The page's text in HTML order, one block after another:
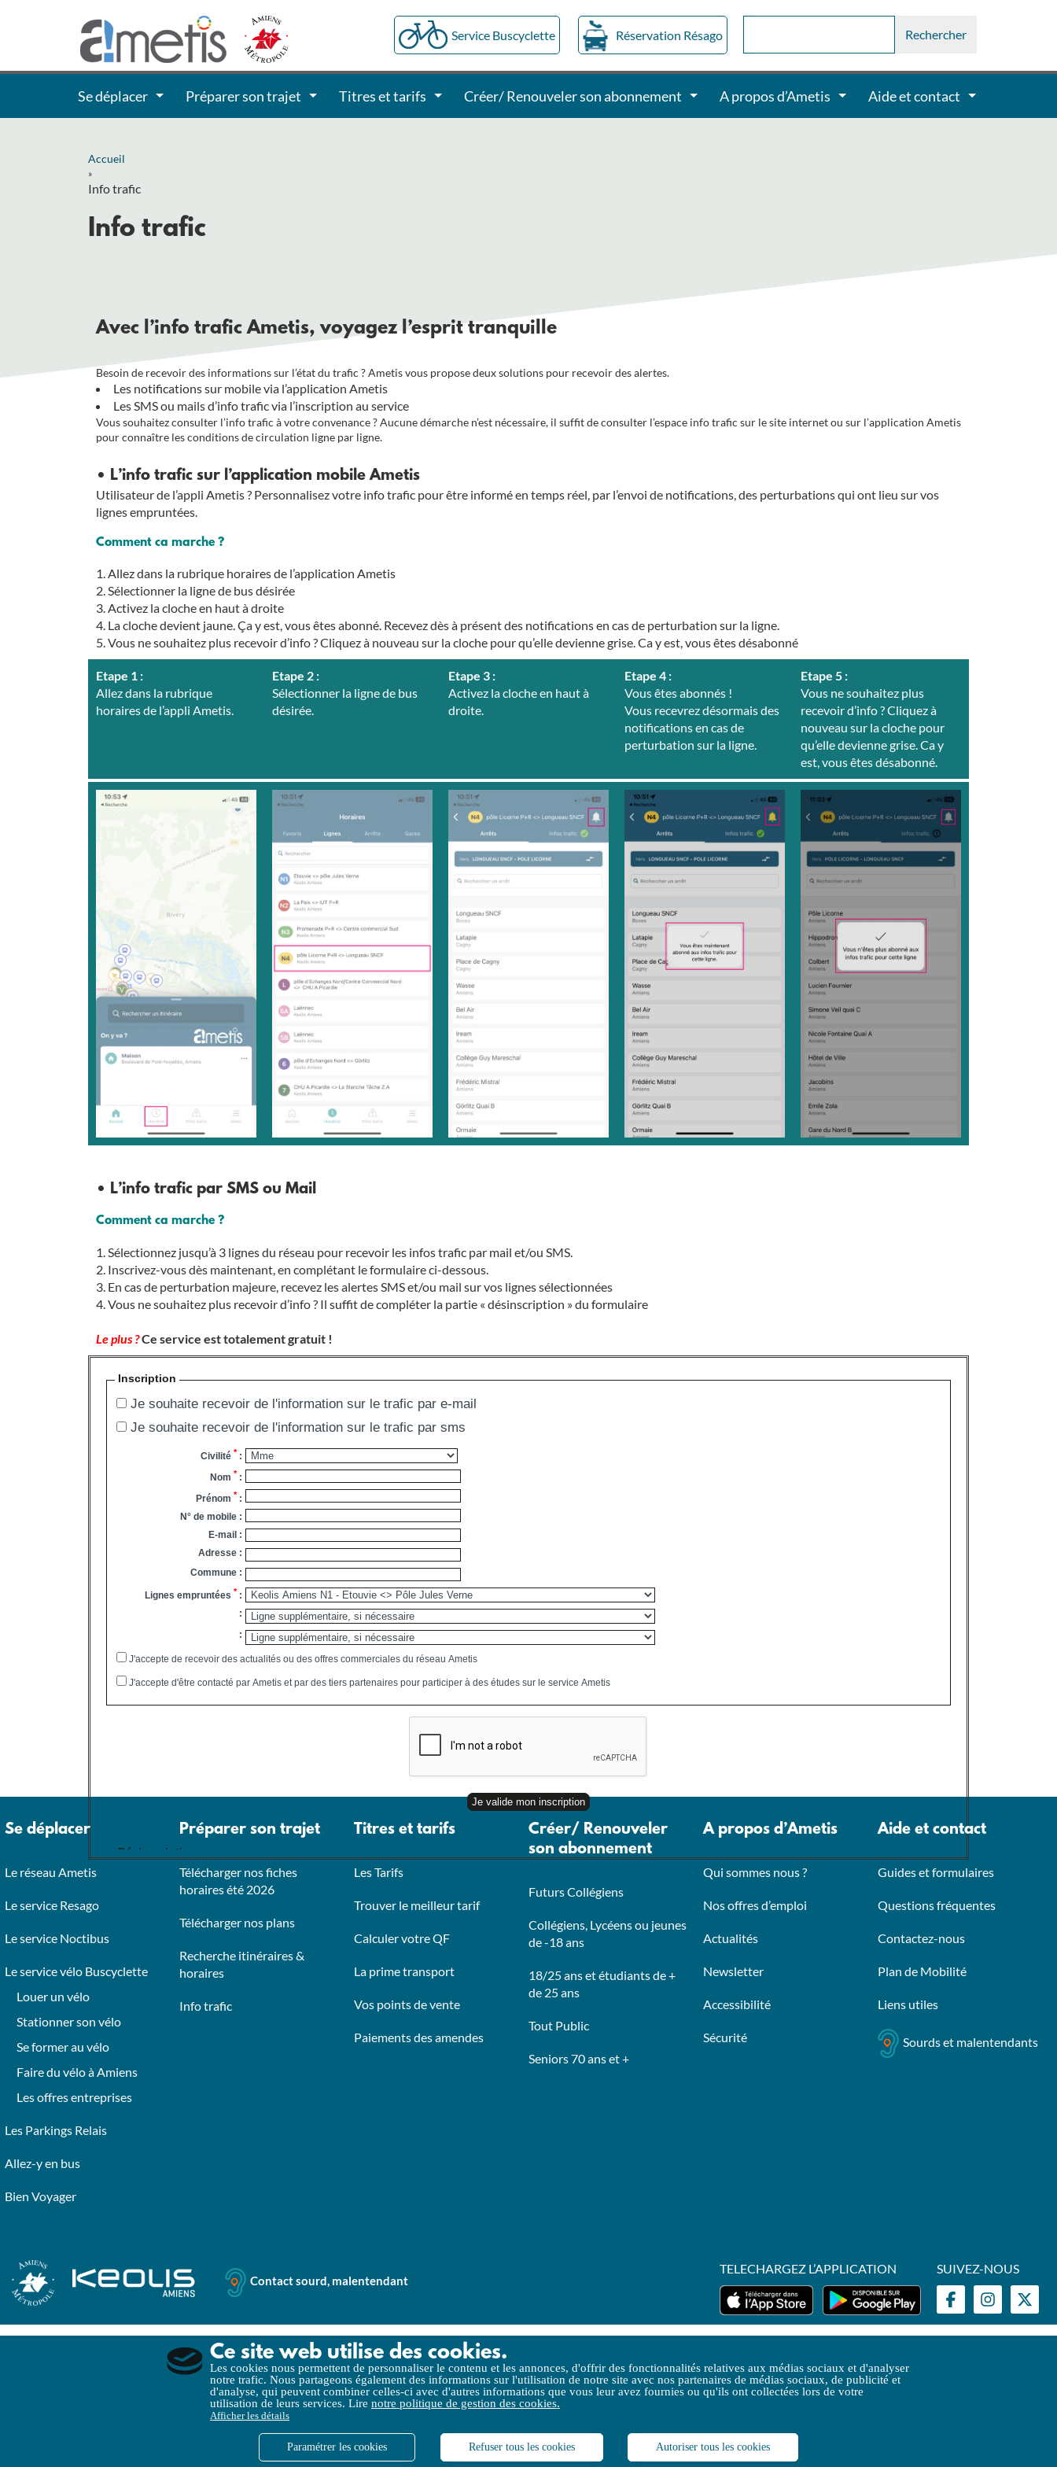
Ce site web utilise des cookies.
Les cookies nous permettent de personnaliser le contenu et les annonces, d'offrir des fonctionnalités relatives aux médias sociaux et d'analyser
notre trafic. Nous partageons également des informations sur l'utilisation de notre site avec nos partenaires de médias sociaux, de publicité et
d'analyse, qui peuvent combiner celles-ci avec d'autres informations que vous leur avez fournies ou qu'ils ont collectées lors de votre
utilisation de leurs services. Lire notre politique de gestion des cookies.
Afficher les détails
Paramétrer les cookies Refuser tous les cookies Autoriser tous les cookies
Service Buscyclette Réservation Résago
Se déplacer Préparer son trajet Titres et tarifs Créer/ Renouveler son abonnement A propos d’Ametis Aide et contact
Accueil
»
Info trafic
Info trafic
Avec l’info trafic Ametis, voyagez l’esprit tranquille
Besoin de recevoir des informations sur l’état du trafic ? Ametis vous propose deux solutions pour recevoir des alertes.
Les notifications sur mobile via l’application Ametis
Les SMS ou mails d’info trafic via l’inscription au service
Vous souhaitez consulter l’info trafic à votre convenance ? Aucune démarche n’est nécessaire, il suffit de consulter l’espace info trafic sur le site internet ou sur l’application Ametis
pour connaître les conditions de circulation ligne par ligne.
• L’info trafic sur l’application mobile Ametis
Utilisateur de l’appli Ametis ? Personnalisez votre info trafic pour être informé en temps réel, par l’envoi de notifications, des perturbations qui ont lieu sur vos
lignes empruntées.
Comment ca marche ?
Allez dans la rubrique horaires de l’application Ametis
Sélectionner la ligne de bus désirée
Activez la cloche en haut à droite
La cloche devient jaune. Ça y est, vous êtes abonné. Recevez dès à présent des notifications en cas de perturbation sur la ligne.
Vous ne souhaitez plus recevoir d’info ? Cliquez à nouveau sur la cloche pour qu’elle devienne grise. Ca y est, vous êtes désabonné
Etape 1 :
Allez dans la rubrique
horaires de l’appli Ametis.
Etape 2 :
Sélectionner la ligne de bus
désirée.
Etape 3 :
Activez la cloche en haut à
droite.
Etape 4 :
Vous êtes abonnés !
Vous recevrez désormais des
notifications en cas de
perturbation sur la ligne.
Etape 5 :
Vous ne souhaitez plus
recevoir d’info ? Cliquez à
nouveau sur la cloche pour
qu’elle devienne grise. Ca y
est, vous êtes désabonné.
• L’info trafic par SMS ou Mail
Comment ca marche ?
Sélectionnez jusqu’à 3 lignes du réseau pour recevoir les infos trafic par mail et/ou SMS.
Inscrivez-vous dès maintenant, en complétant le formulaire ci-dessous.
En cas de perturbation majeure, recevez les alertes SMS et/ou mail sur vos lignes sélectionnées
Vous ne souhaitez plus recevoir d’info ? Il suffit de compléter la partie « désinscription » du formulaire
Le plus ?Ce service est totalement gratuit !
Se déplacer
Le réseau Ametis
Le service Resago
Le service Noctibus
Le service vélo Buscyclette
Louer un vélo
Stationner son vélo
Se former au vélo
Faire du vélo à Amiens
Les offres entreprises
Les Parkings Relais
Allez-y en bus
Bien Voyager
Préparer son trajet
Télécharger nos fiches
horaires été 2026
Télécharger nos plans
Recherche itinéraires &
horaires
Info trafic
Titres et tarifs
Les Tarifs
Trouver le meilleur tarif
Calculer votre QF
La prime transport
Vos points de vente
Paiements des amendes
Créer/ Renouveler
son abonnement
Futurs Collégiens
Collégiens, Lycéens ou jeunes
de -18 ans
18/25 ans et étudiants de +
de 25 ans
Tout Public
Seniors 70 ans et +
A propos d’Ametis
Qui sommes nous ?
Nos offres d’emploi
Actualités
Newsletter
Accessibilité
Sécurité
Aide et contact
Guides et formulaires
Questions fréquentes
Contactez-nous
Plan de Mobilité
Liens utiles
Sourds et malentendants
Contact sourd, malentendant
SUIVEZ-NOUS
TELECHARGEZ L’APPLICATION
Politique de Confidentialité Politique de gestion des cookies Accessibilité (partielle)